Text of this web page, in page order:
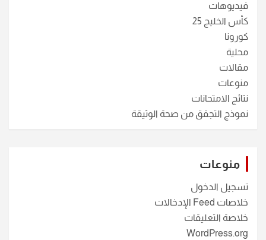
فيديوهات
كأس الخليج 25
كورونا
محلية
مقالات
منوعات
نتائج الامتحانات
نموذج التجقق من صحة الوثيقة
منوعات
تسجيل الدخول
خلاصات Feed الإدخالات
خلاصة التعليقات
WordPress.org